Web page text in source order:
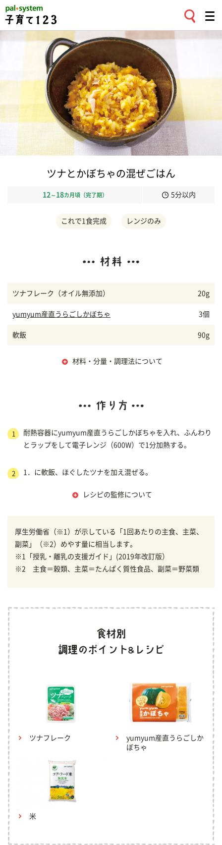
ツナとかぼちゃの混ぜごはん
12 ～ 18カ月頃（完了期） 5分以内
これで1食完成 レンジのみ
ツナフレーク（オイル無添加） 20g
yumyum産直うらごしかぼちゃ 3個
軟飯 90g
材料・分量・調理法について
1
耐熱容器にyumyum産直うらごしかぼちゃを入れ、ふんわり
とラップをして電子レンジ（600W）で1分加熱する。
2 1．に軟飯、ほぐしたツナを加え混ぜる。
レシピの監修について
厚生労働省（※1）が示している「1回あたりの主食、主菜、
副菜」（※2）めやす量に相当します。
※1「授乳・離乳の支援ガイド」(2019年改訂版）
※2 主食＝穀類、主菜＝たんぱく質性食品、副菜＝野菜類
ツナフレーク
yumyum産直うらごしか
ぼちゃ
米